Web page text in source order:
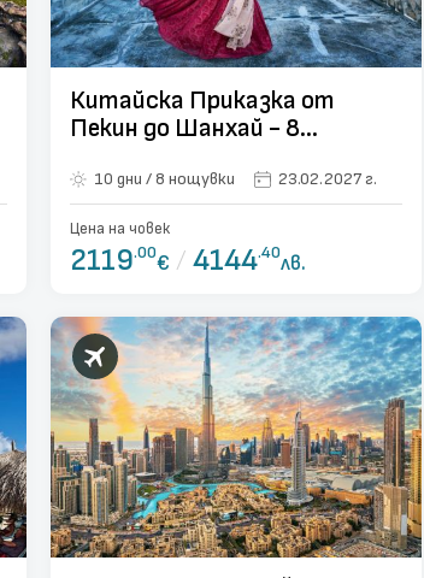
Китайска Приказка от
Пекин до Шанхай - 8
10 дни / 8 нощувки 23.02.2027 г.
Цена на човек
2119.00€ /4144.40лв.